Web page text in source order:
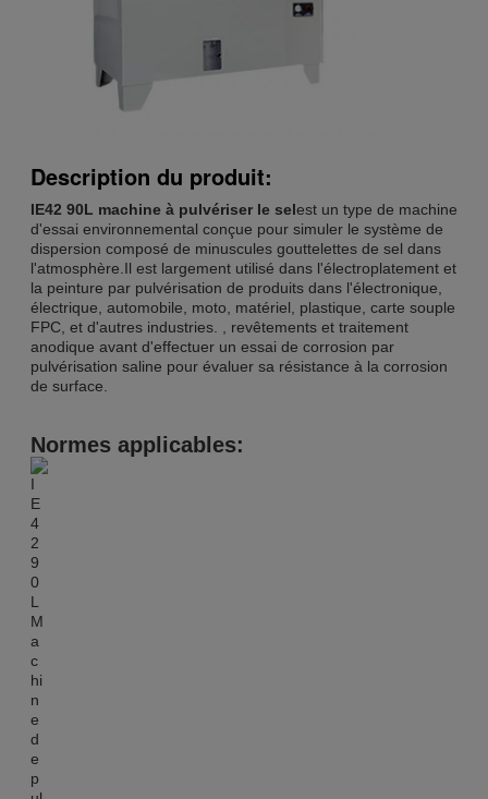
Description du produit:
IE42 90L machine à pulvériser le selest un type de machine
d'essai environnemental conçue pour simuler le système de
dispersion composé de minuscules gouttelettes de sel dans
l'atmosphère.Il est largement utilisé dans l'électroplatement et
la peinture par pulvérisation de produits dans l'électronique,
électrique, automobile, moto, matériel, plastique, carte souple
FPC, et d'autres industries. , revêtements et traitement
anodique avant d'effectuer un essai de corrosion par
pulvérisation saline pour évaluer sa résistance à la corrosion
de surface.
Normes applicables: